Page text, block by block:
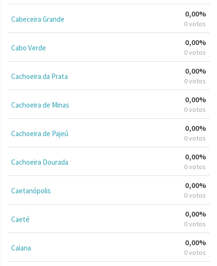
Cabeceira Grande
0,00%
0 votos
Cabo Verde
0,00%
0 votos
Cachoeira da Prata
0,00%
0 votos
Cachoeira de Minas
0,00%
0 votos
Cachoeira de Pajeú
0,00%
0 votos
Cachoeira Dourada
0,00%
0 votos
Caetanópolis
0,00%
0 votos
Caeté
0,00%
0 votos
Caiana
0,00%
0 votos